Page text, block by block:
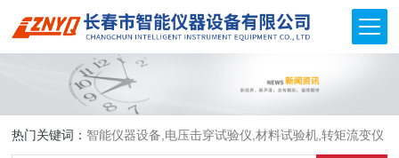
热门关键词： 智能仪器设备,电压击穿试验仪,材料试验机,转矩流变仪